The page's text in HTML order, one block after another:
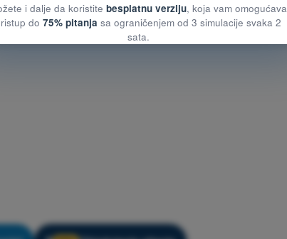
i dalje da koristite besplatnu verziju, koja vam omogućava
do 75% pitanja sa ograničenjem od 3 simulacije svaka 2
sata.